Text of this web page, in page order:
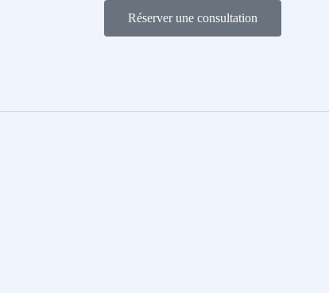
Réserver une consultation